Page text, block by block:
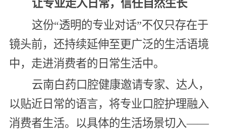
让专业走入日常，信任自然生长
这份“透明的专业对话”不仅只存在于
镜头前，还持续延伸至更广泛的生活语境
中，走进消费者的日常生活中。
云南白药口腔健康邀请专家、达人，
以贴近日常的语言，将专业口腔护理融入
消费者生活。以具体的生活场景切入——